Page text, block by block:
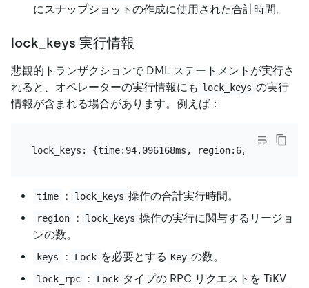
にスナップショットの作成に使用された合計時間。
lock_keys 実行情報
悲観的トランザクションで DML ステートメントが実行さ
れると、オペレーターの実行情報にも lock_keys の実行
情報が含まれる場合があります。例えば：
time : lock_keys 操作の合計実行時間。
region : lock_keys 操作の実行に関与するリージョ
ンの数。
keys : Lock を必要とする Key の数。
lock_rpc : Lock タイプの RPC リクエストを TiKV